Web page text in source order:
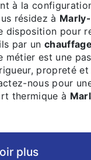
à la
résidez à
disposition pour
par un
métier est une
propreté
nous pour
thermique à
plus